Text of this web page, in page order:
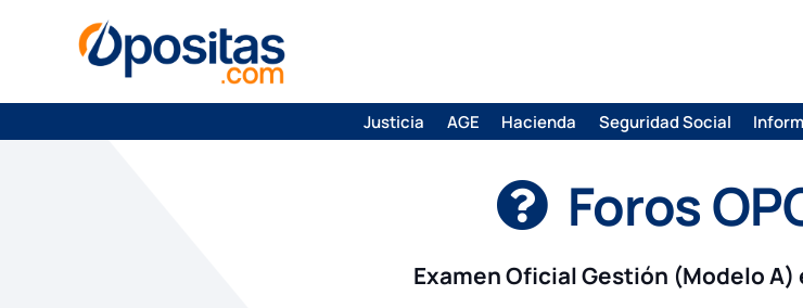
Justicia AGE Hacienda Seguridad Social
Foros
Examen Oficial Gestión (Modelo A)